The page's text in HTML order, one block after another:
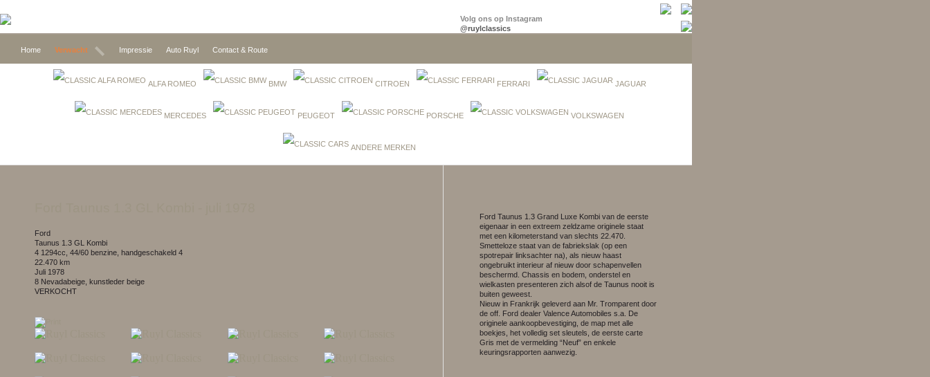
Volg ons op Instagram
@ruylclassics
Home Verwacht Impressie Auto Ruyl Contact & Route
ALFA ROMEO BMW CITROEN FERRARI JAGUAR
MERCEDES PEUGEOT PORSCHE VOLKSWAGEN
ANDERE MERKEN
Ford
Taunus 1.3 GL Kombi
4 1294cc, 44/60 benzine, handgeschakeld 4
22.470 km
juli 1978
8 Nevadabeige, kunstleder beige
VERKOCHT
Ford Taunus 1.3 Grand Luxe Kombi van de eerste
eigenaar in een extreem zeldzame originele staat
met een kilometerstand van slechts 22.470.
Smetteloze staat van de fabriekslak (op een
spotrepair linksachter na), als nieuw haast
ongebruikt interieur af nieuw door schapenvellen
beschermd. Chassis en bodem, onderstel en
wielkasten presenteren zich alsof de Taunus nooit is
buiten geweest.
Nieuw in Frankrijk geleverd aan Mr. Tromparent door
de off. Ford dealer Valence Automobiles s.a. De
originele aankoopbevestiging, de map met alle
boekjes, het volledig set sleutels, de eerste carte
Gris met de vermelding “Neuf” en enkele
keuringsrapporten aanwezig.